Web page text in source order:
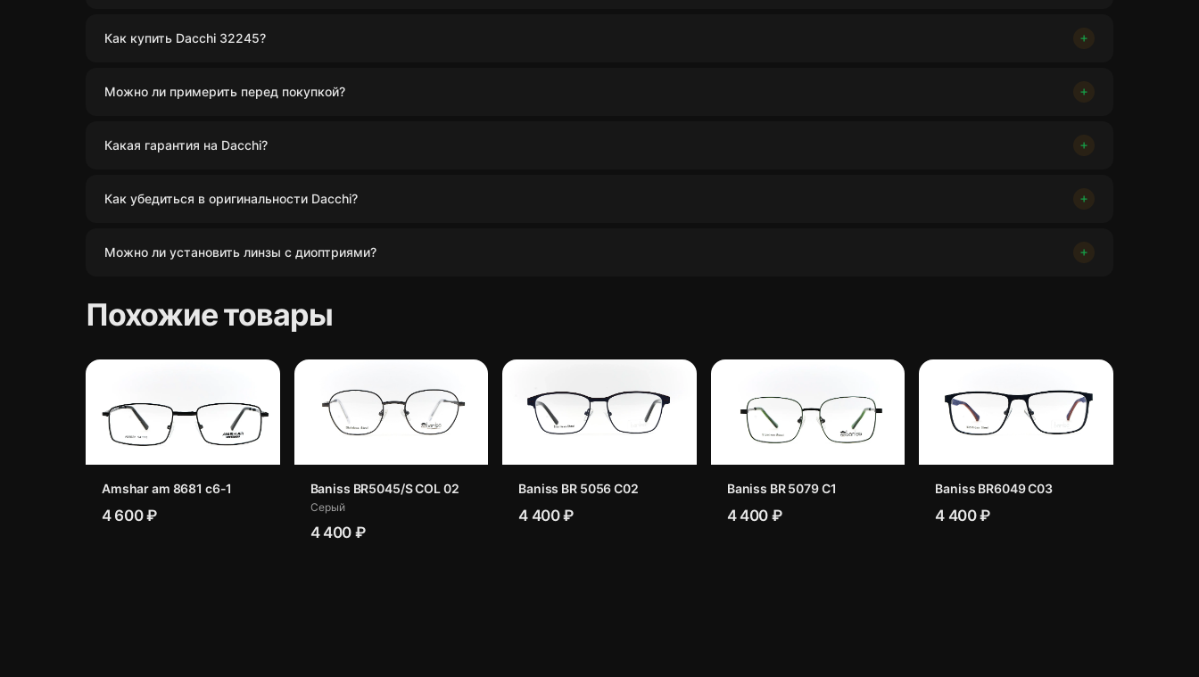
Как купить Dacchi 32245?
Можно ли примерить перед покупкой?
Какая гарантия на Dacchi?
Как убедиться в оригинальности Dacchi?
Можно ли установить линзы с диоптриями?
Похожие товары
Amshar am 8681 c6-1
4 600 ₽
Baniss BR5045/S COL 02
Серый
4 400 ₽
Baniss BR 5056 C02
4 400 ₽
Baniss BR 5079 C1
4 400 ₽
Baniss BR6049 C03
4 400 ₽